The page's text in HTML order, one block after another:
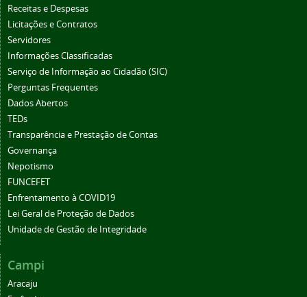
Receitas e Despesas
Licitações e Contratos
Servidores
Informações Classificadas
Serviço de Informação ao Cidadão (SIC)
Perguntas Frequentes
Dados Abertos
TEDs
Transparência e Prestação de Contas
Governança
Nepotismo
FUNCEFET
Enfrentamento à COVID19
Lei Geral de Proteção de Dados
Unidade de Gestão de Integridade
Campi
Aracaju